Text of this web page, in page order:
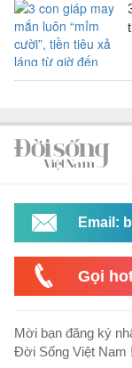
Email:
Gọi
Mời bạn đăng ký
Đời Sống Việt Nam !